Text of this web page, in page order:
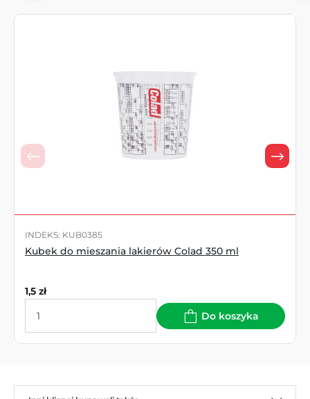
INDEKS: KUB0385
Kubek do mieszania lakierów Colad 350 ml
1,5 zł
Do koszyka